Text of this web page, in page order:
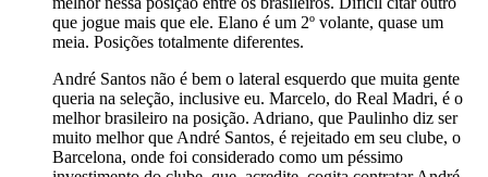
que jogue mais que ele. Elano é um 2º volante, quase um
meia. Posições totalmente diferentes.
André Santos não é bem o lateral esquerdo que muita gente
queria na seleção, inclusive eu. Marcelo, do Real Madri, é o
melhor brasileiro na posição. Adriano, que Paulinho diz ser
muito melhor que André Santos, é rejeitado em seu clube, o
Barcelona, onde foi considerado como um péssimo